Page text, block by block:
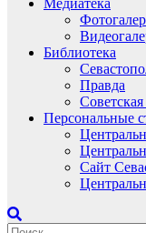
Медиатека
Библиотека
Правда
Персональные
Сайт